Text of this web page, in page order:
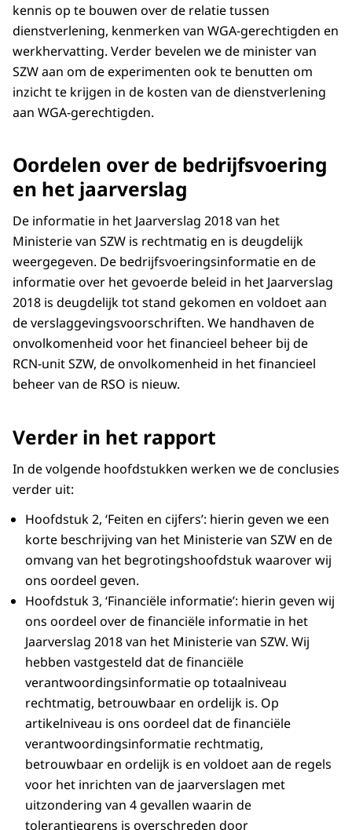
kennis op te bouwen over de relatie tussen
dienstverlening, kenmerken van WGA-gerechtigden en
werkhervatting. Verder bevelen we de minister van
SZW aan om de experimenten ook te benutten om
inzicht te krijgen in de kosten van de dienstverlening
aan WGA-gerechtigden.
Oordelen over de bedrijfsvoering
en het jaarverslag
De informatie in het Jaarverslag 2018 van het
Ministerie van SZW is rechtmatig en is deugdelijk
weergegeven. De bedrijfsvoeringsinformatie en de
informatie over het gevoerde beleid in het Jaarverslag
2018 is deugdelijk tot stand gekomen en voldoet aan
de verslaggevingsvoorschriften. We handhaven de
onvolkomenheid voor het financieel beheer bij de
RCN-unit SZW, de onvolkomenheid in het financieel
beheer van de RSO is nieuw.
Verder in het rapport
In de volgende hoofdstukken werken we de conclusies
verder uit:
Hoofdstuk 2, ‘Feiten en cijfers’: hierin geven we een
korte beschrijving van het Ministerie van SZW en de
omvang van het begrotingshoofdstuk waarover wij
ons oordeel geven.
Hoofdstuk 3, ‘Financiële informatie’: hierin geven wij
ons oordeel over de financiële informatie in het
Jaarverslag 2018 van het Ministerie van SZW. Wij
hebben vastgesteld dat de financiële
verantwoordingsinformatie op totaalniveau
rechtmatig, betrouwbaar en ordelijk is. Op
artikelniveau is ons oordeel dat de financiële
verantwoordingsinformatie rechtmatig,
betrouwbaar en ordelijk is en voldoet aan de regels
voor het inrichten van de jaarverslagen met
uitzondering van 4 gevallen waarin de
tolerantiegrens is overschreden door